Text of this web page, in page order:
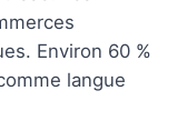
Environ 60 %
langue